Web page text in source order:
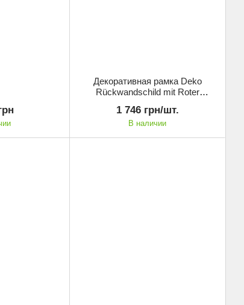
Декоративная рамка Deko
Rückwandschild mit Roter
1 746 грн/шт.
В наличии